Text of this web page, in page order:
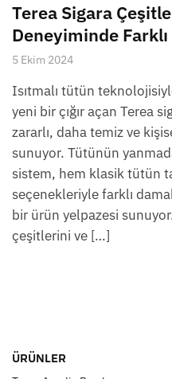
Terea Sigara
Deneyiminde
5 Ekim 2024
Isıtmalı tütün
yeni bir çığır açan Terea
zararlı, daha temiz ve
sunuyor. Tütünün
sistem, hem klasik tütün
seçenekleriyle farklı
bir ürün yelpazesi
çeşitlerini ve […]
ÜRÜNLER